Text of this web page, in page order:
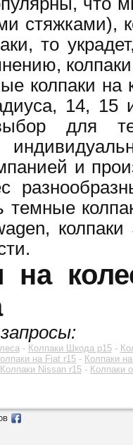
стяжками),
то
колпаки
14,
для
и
темные
на
- Колпаки Шкода р15-
на Fiat r15 - Колпаки
Колпаки Nissan r15 - Колпаки